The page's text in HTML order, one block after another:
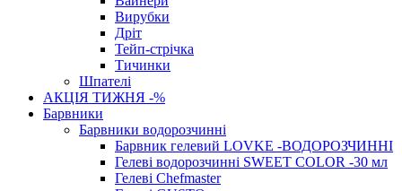
Вирубки
Дріт
Тейп-стрічка
Тичинки
Шпателі
АКЦІЯ ТИЖНЯ -%
Барвники
Барвники водорозчинні
Барвник гелевий LOVKE -ВОДОРОЗЧИННІ
Гелеві водорозчинні SWEET COLOR -30 мл
Гелеві Chefmaster